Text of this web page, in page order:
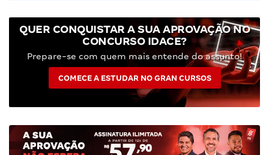
QUER CONQUISTAR A SUA APROVAÇÃO NO
CONCURSO IDACE?
Prepare-se com quem mais entende do assunto!
COMECE A ESTUDAR NO GRAN CURSOS